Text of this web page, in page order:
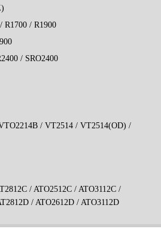
R1700 / R1900
/ SRO2400
/ VT2514 / VT2514(OD) /
/ ATO2512C / ATO3112C /
/ ATO2612D / ATO3112D